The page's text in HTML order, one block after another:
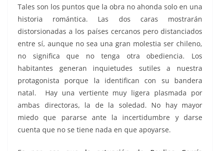
Tales son los puntos que la obra no ahonda solo en una
historia romántica. Las dos caras mostrarán
distorsionadas a los países cercanos pero distanciados
entre sí, aunque no sea una gran molestia ser chileno,
no significa que no tenga otra obediencia. Los
habitantes generan inquietudes sutiles a nuestra
protagonista porque la identifican con su bandera
natal. Hay una vertiente muy ligera plasmada por
ambas directoras, la de la soledad. No hay mayor
miedo que pararse ante la incertidumbre y darse
cuenta que no se tiene nada en que apoyarse.